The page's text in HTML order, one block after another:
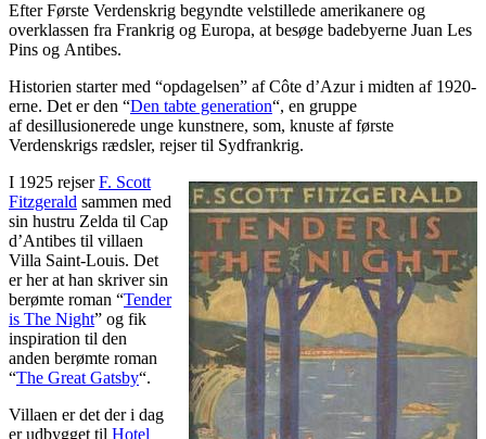
Efter Første Verdenskrig begyndte velstillede amerikanere og
overklassen fra Frankrig og Europa, at besøge badebyerne Juan Les
Pins og Antibes.
Historien starter med “opdagelsen” af Côte d’Azur i midten af 1920-
erne. Det er den “Den tabte generation“, en gruppe
af desillusionerede unge kunstnere, som, knuste af første
Verdenskrigs rædsler, rejser til Sydfrankrig.
I 1925 rejserF. Scott
Fitzgerald sammen med
sin hustru Zelda til Cap
d’Antibes til villaen
Villa Saint-Louis. Det
er her at han skriver sin
berømte roman “Tender
is The Night” og fik
inspiration til den
anden berømte roman
“The Great Gatsby“.
Villaen er det der i dag
er udbygget til Hotel